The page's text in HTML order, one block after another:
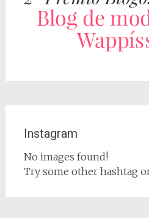
Instagram
No images found!
Try some other hashtag